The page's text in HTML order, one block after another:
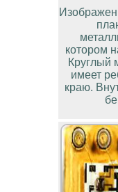
котором
Круглый
имеет
краю.